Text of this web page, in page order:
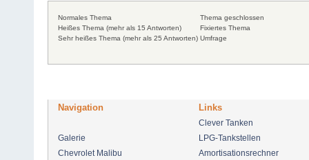
Normales Thema
Heißes Thema (mehr als 15 Antworten)
Sehr heißes Thema (mehr als 25 Antworten)
Thema geschlossen
Fixiertes Thema
Umfrage
Navigation Links
Clever Tanken
Galerie
LPG-Tankstellen
Chevrolet Malibu
Amortisationsrechner